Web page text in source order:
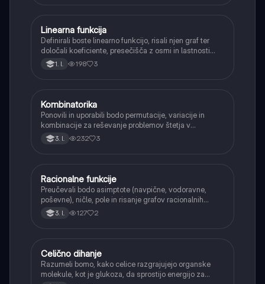
Matematika
Linearna funkcija
Definirali boste linearno funkcijo, risali njen graf ter
določali koeficiente, presečišča z osmi in lastnosti
(naraščanje/padanje).
1. l. 198 3
Matematika
Kombinatorika
Ponovili in uporabili bodo permutacije, variacije in
kombinacije za reševanje problemov štetja v
verjetnosti.
3. l. 232 3
Matematika
Racionalne funkcije
Preučevali bodo asimptote (navpične, vodoravne,
poševne), ničle, pole in risanje grafov racionalnih
funkcij.
3. l. 127 2
Biologija
Celično dihanje
Razumeli bomo, kako celice razgrajujejo organske
molekule, kot je glukoza, da sprostijo energijo za